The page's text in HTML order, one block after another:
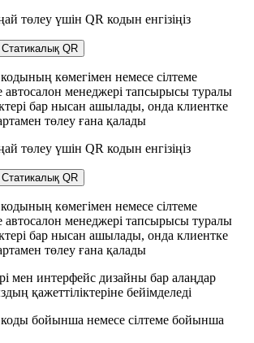
төлеу үшін QR кодын енгізіңіз
Статикалық QR
көмегімен немесе сілтеме
менеджері тапсырысы туралы
бар нысан ашылады, онда клиентке
төлеу ғана қалады
төлеу үшін QR кодын енгізіңіз
Статикалық QR
көмегімен немесе сілтеме
менеджері тапсырысы туралы
бар нысан ашылады, онда клиентке
төлеу ғана қалады
мен интерфейс дизайны бар алаңдар
қажеттіліктеріне бейімделеді
бойынша немесе сілтеме бойынша